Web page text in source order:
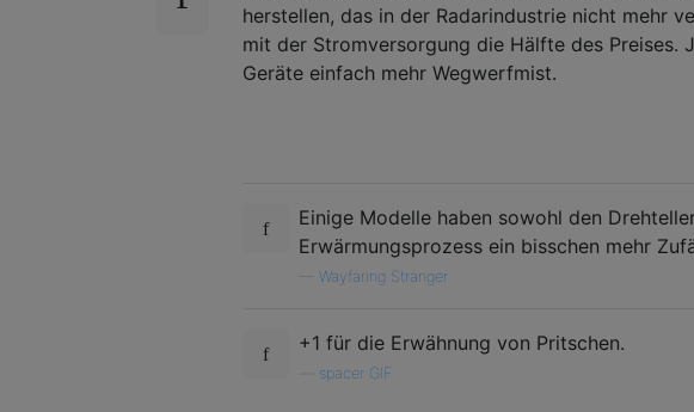
herstellen, das in der Radarindustrie nicht mehr
mit der Stromversorgung die Hälfte des Preises.
Geräte einfach mehr Wegwerfmist.
Einige Modelle haben sowohl den
Erwärmungsprozess ein bisschen mehr
Wayfaring Stranger
+1 für die Erwähnung von Pritschen.
spacer GIF